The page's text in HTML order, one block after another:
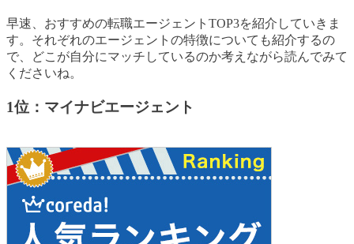
早速、おすすめの転職エージェントTOP3を紹介していきま
す。それぞれのエージェントの特徴についても紹介するの
で、どこが自分にマッチしているのか考えながら読んでみて
くださいね。
1位：マイナビエージェント